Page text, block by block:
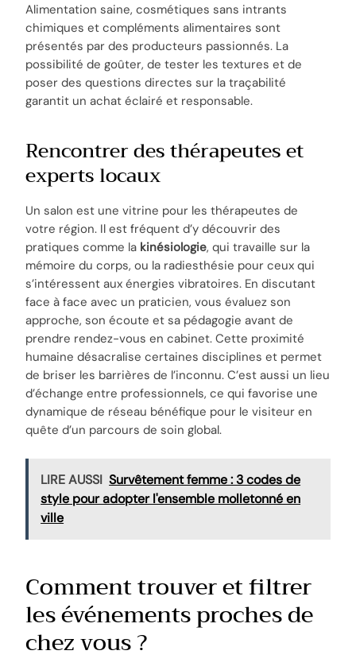
Alimentation saine, cosmétiques sans intrants
chimiques et compléments alimentaires sont
présentés par des producteurs passionnés. La
possibilité de goûter, de tester les textures et de
poser des questions directes sur la traçabilité
garantit un achat éclairé et responsable.
Rencontrer des thérapeutes et
experts locaux
Un salon est une vitrine pour les thérapeutes de
votre région. Il est fréquent d’y découvrir des
pratiques comme la kinésiologie, qui travaille sur la
mémoire du corps, ou la radiesthésie pour ceux qui
s’intéressent aux énergies vibratoires. En discutant
face à face avec un praticien, vous évaluez son
approche, son écoute et sa pédagogie avant de
prendre rendez-vous en cabinet. Cette proximité
humaine désacralise certaines disciplines et permet
de briser les barrières de l’inconnu. C’est aussi un lieu
d’échange entre professionnels, ce qui favorise une
dynamique de réseau bénéfique pour le visiteur en
quête d’un parcours de soin global.
LIRE AUSSI Survêtement femme : 3 codes de
style pour adopter l'ensemble molletonné en
ville
Comment trouver et filtrer
les événements proches de
chez vous ?